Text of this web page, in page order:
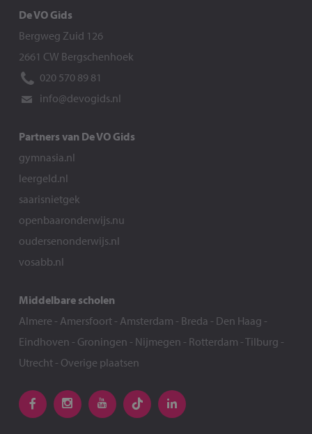
De VO Gids
Bergweg Zuid 126
2661 CW Bergschenhoek
020 570 89 81
info@devogids.nl
Partners van De VO Gids
gymnasia.nl
leergeld.nl
saarisnietgek
openbaaronderwijs.nu
oudersenonderwijs.nl
vosabb.nl
Middelbare scholen
Almere - Amersfoort- Amsterdam - Breda - Den Haag -
Eindhoven - Groningen - Nijmegen - Rotterdam -Tilburg -
Utrecht- Overige plaatsen